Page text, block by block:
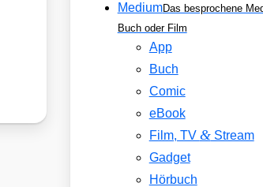
MediumDas besprochene
Buch oder Film
App
Buch
Comic
eBook
Film, TV &Stream
Gadget
Hörbuch